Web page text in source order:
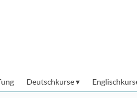
Deutschkurse